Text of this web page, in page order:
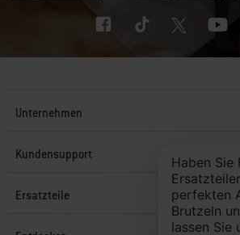
Unternehmen
Kundensupport
Ersatzteile